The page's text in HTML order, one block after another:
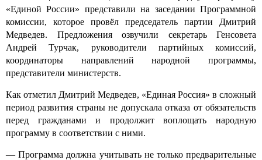
«Единой России» представили на заседании Программной
комиссии, которое провёл председатель партии Дмитрий
Медведев. Предложения озвучили секретарь Генсовета
Андрей Турчак, руководители партийных комиссий,
координаторы направлений народной программы,
представители министерств.
Как отметил Дмитрий Медведев, «Единая Россия» в сложный
период развития страны не допускала отказа от обязательств
перед гражданами и продолжит воплощать народную
программу в соответствии с ними.
— Программа должна учитывать не только предварительные